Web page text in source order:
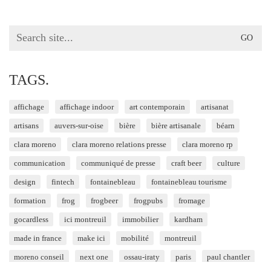
Search
TAGS.
affichage affichage indoor art contemporain artisanat
artisans auvers-sur-oise bière bière artisanale béarn
clara moreno clara moreno relations presse clara moreno rp
communication communiqué de presse craft beer culture
design fintech fontainebleau fontainebleau tourisme
formation frog frogbeer frogpubs fromage
gocardless ici montreuil immobilier kardham
made in france make ici mobilité montreuil
moreno conseil next one ossau-iraty paris paul chantler